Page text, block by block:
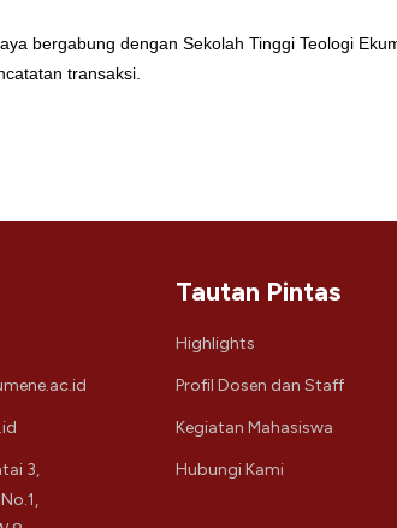
bergabung dengan Sekolah Tinggi Teologi
transaksi.
3,
Tautan Pintas
Highlights
Profil Dosen dan Staff
Kegiatan Mahasiswa
Hubungi Kami